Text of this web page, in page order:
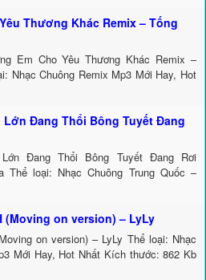
Thương Khác Remix – Tống
Em Cho Yêu Thương Khác Remix –
Nhạc Chuông Remix Mp3 Mới Hay, Hot
Lớn Đang Thổi Bông Tuyết Đang
Đang Thổi Bông Tuyết Đang Rơi
Thể loại: Nhạc Chuông Trung Quốc –
(Moving on version) – LyLy
on version) – LyLy Thể loại: Nhạc
Mới Hay, Hot Nhất Kích thước: 862 Kb